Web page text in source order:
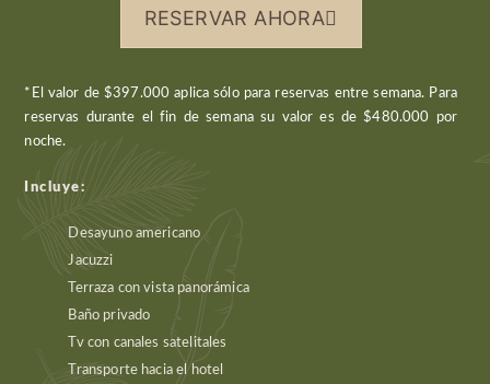
RESERVAR AHORA
*El valor de $397.000 aplica sólo para reservas entre semana. Para
reservas durante el fin de semana su valor es de $480.000 por
noche.
Incluye:
Desayuno americano
Jacuzzi
Terraza con vista panorámica
Baño privado
Tv con canales satelitales
Transporte hacia el hotel